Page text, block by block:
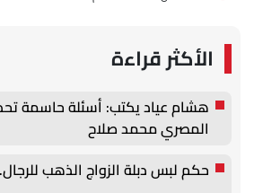
الأكثر قراءة
هشام عياد يكتب: أسئلة حاسمة
المصري محمد صلاح
حكم لبس دبلة الزواج الذهب